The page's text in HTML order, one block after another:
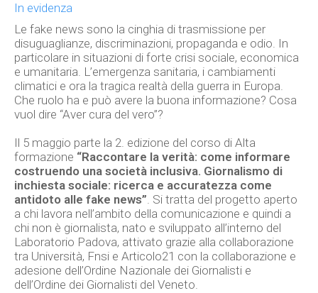
In evidenza
Le fake news sono la cinghia di trasmissione per
disuguaglianze, discriminazioni, propaganda e odio. In
particolare in situazioni di forte crisi sociale, economica
e umanitaria. L’emergenza sanitaria, i cambiamenti
climatici e ora la tragica realtà della guerra in Europa.
Che ruolo ha e può avere la buona informazione? Cosa
vuol dire “Aver cura del vero”?
Il 5 maggio parte la 2. edizione del corso di Alta
formazione “Raccontare la verità: come informare
costruendo una società inclusiva. Giornalismo di
inchiesta sociale: ricerca e accuratezza come
antidoto alle fake news”. Si tratta del progetto aperto
a chi lavora nell’ambito della comunicazione e quindi a
chi non è giornalista, nato e sviluppato all’interno del
Laboratorio Padova, attivato grazie alla collaborazione
tra Università, Fnsi e Articolo21 con la collaborazione e
adesione dell’Ordine Nazionale dei Giornalisti e
dell’Ordine dei Giornalisti del Veneto.